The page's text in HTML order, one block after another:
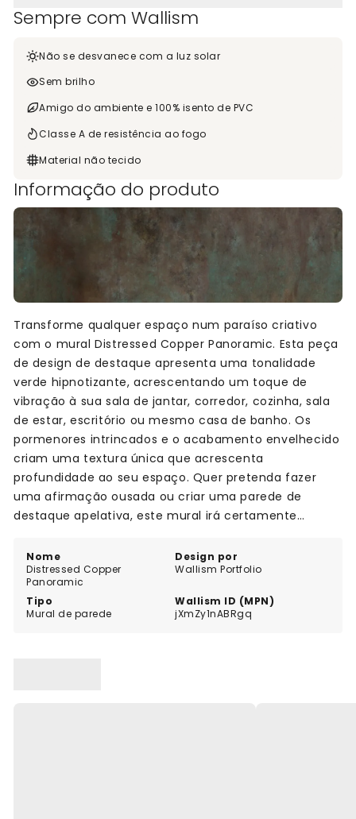
Sempre com Wallism
Não se desvanece com a luz solar
Sem brilho
Amigo do ambiente e 100% isento de PVC
Classe A de resistência ao fogo
Material não tecido
Informação do produto
Nome
Distressed Copper
Panoramic
Design por
Wallism Portfolio
Tipo
Mural de parede
Wallism ID (MPN)
jXmZy1nABRgq
Transforme qualquer espaço num paraíso criativo
com o mural Distressed Copper Panoramic. Esta peça
de design de destaque apresenta uma tonalidade
verde hipnotizante, acrescentando um toque de
vibração à sua sala de jantar, corredor, cozinha, sala
de estar, escritório ou mesmo casa de banho. Os
pormenores intrincados e o acabamento envelhecido
criam uma textura única que acrescenta
profundidade ao seu espaço. Quer pretenda fazer
uma afirmação ousada ou criar uma parede de
destaque apelativa, este mural irá certamente
seu jogo de design de interiores com o mural
Distressed Copper Panoramic e deixe a sua